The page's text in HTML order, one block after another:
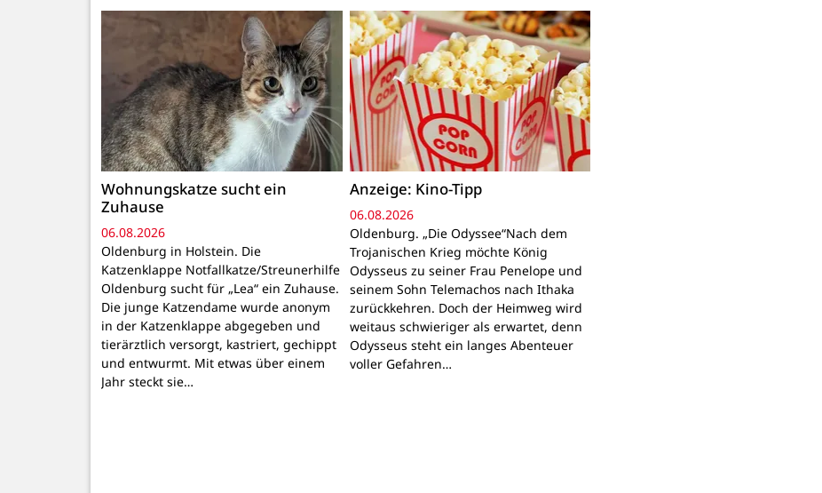
Wohnungskatze sucht ein
Zuhause
06.08.2026
Oldenburg in Holstein. Die
Katzenklappe Notfallkatze/Streunerhilfe
Oldenburg sucht für „Lea“ ein Zuhause.
Die junge Katzendame wurde anonym
in der Katzenklappe abgegeben und
tierärztlich versorgt, kastriert, gechippt
und entwurmt. Mit etwas über einem
Jahr steckt sie…
Anzeige: Kino-Tipp
06.08.2026
Oldenburg. „Die Odyssee“Nach dem
Trojanischen Krieg möchte König
Odysseus zu seiner Frau Penelope und
seinem Sohn Telemachos nach Ithaka
zurückkehren. Doch der Heimweg wird
weitaus schwieriger als erwartet, denn
Odysseus steht ein langes Abenteuer
voller Gefahren…